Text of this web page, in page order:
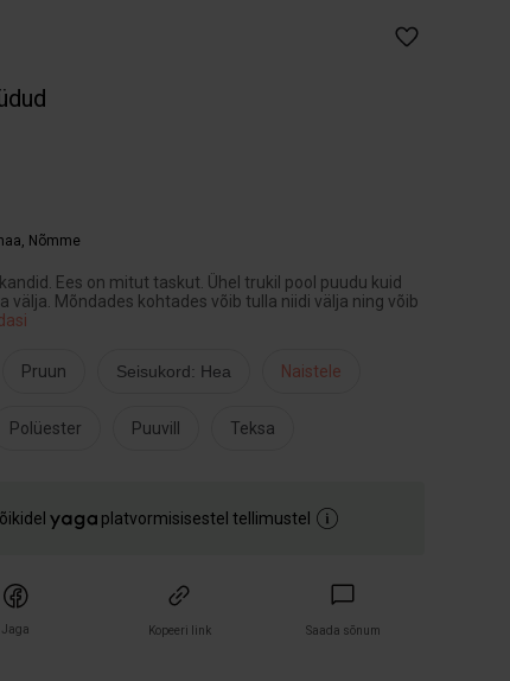
, Nõmme
Ees on mitut taskut. Ühel trukil pool puudu kuid
välja. Mõndades kohtades võib tulla niidi välja ning võib
Pruun Seisukord: Hea Naistele
Polüester Puuvill Teksa
platvormisisestel tellimustel
Jaga Kopeeri link Saada sõnum